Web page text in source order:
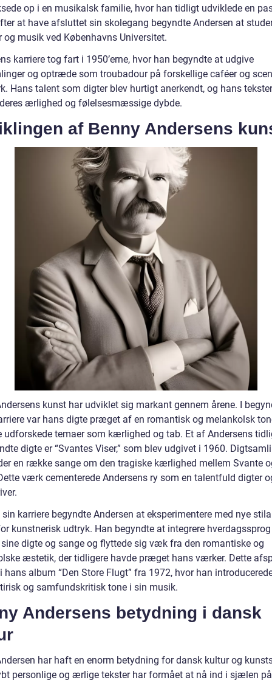
op i en musikalsk familie, hvor han tidligt udviklede en
at have afsluttet sin skolegang begyndte Andersen at
og musik ved Københavns Universitet.
karriere tog fart i 1950’erne, hvor han begyndte at udgive
og optræde som troubadour på forskellige caféer og
Hans talent som digter blev hurtigt anerkendt, og hans
ærlighed og følelsesmæssige dybde.
af Benny Andersens
kunst har udviklet sig markant gennem årene. I
var hans digte præget af en romantisk og melankolsk
udforskede temaer som kærlighed og tab. Et af Andersens
digte er “Svantes Viser,” som blev udgivet i 1960.
en række sange om den tragiske kærlighed mellem Svante
værk cementerede Andersens ry som en talentfuld digter
sin karriere begyndte Andersen at eksperimentere med nye
kunstnerisk udtryk. Han begyndte at integrere
digte og sange og flyttede sig væk fra den romantiske og
æstetik, der tidligere havde præget hans værker. Dette
hans album “Den Store Flugt” fra 1972, hvor han
og samfundskritisk tone i sin musik.
Andersens betydning i dansk
har haft en enorm betydning for dansk kultur og
personlige og ærlige tekster har formået at nå ind i sjælen